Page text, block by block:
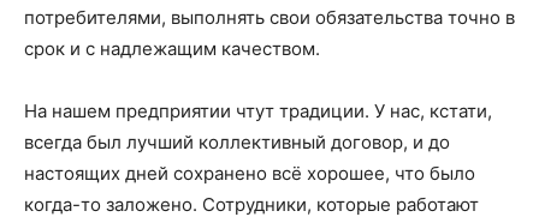
потребителями, выполнять свои обязательства точно в
срок и с надлежащим качеством.
На нашем предприятии чтут традиции. У нас, кстати,
всегда был лучший коллективный договор, и до
настоящих дней сохранено всё хорошее, что было
когда-то заложено. Сотрудники, которые работают